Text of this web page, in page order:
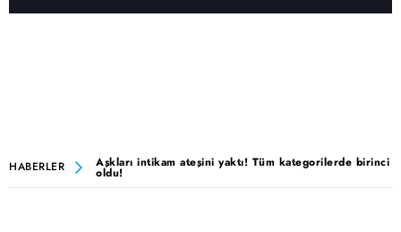
HABERLER Aşkları intikam ateşini yaktı! Tüm kategorilerde birinci
oldu!